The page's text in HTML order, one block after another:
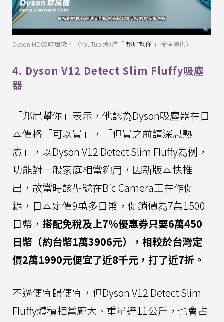
Dyson HD08吹風機。（YouTube頻道「邦尼幫你 」授權提供）
4. Dyson V12 Detect Slim Fluffy吸塵
器
「邦尼幫你」表示，他認為Dyson吸塵器在日
本價格「可以買」，「但買之前請深思熟
慮」，以Dyson V12 Detect Slim Fluffy為例，
功能對一般家庭相當夠用，因新版本快推
出，故當時該型號在Bic Camera正在作促
銷，日本定價9萬多日幣，促銷價為7萬1500
日幣， 搭配免稅及上7%優惠券只要6萬450
日幣（約台幣1萬3906元），相較於台灣定
價2萬1990元便宜了近8千元，打了近7折。
不過便宜歸便宜，但Dyson V12 Detect Slim
Fluffy體積相當龐大、重量達11公斤，也會占